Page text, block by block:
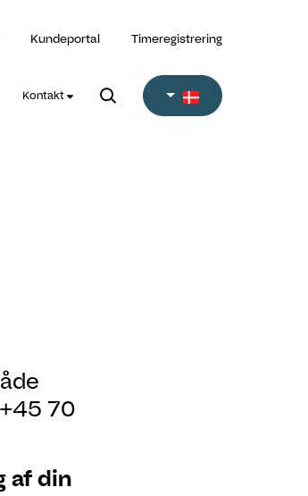
Kundeportal Timeregistrering
Kontakt
70
af din